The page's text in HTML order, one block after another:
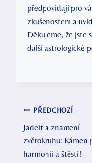
předpovídají pro
zkušenostem a
Děkujeme, že jste
další astrologické
Navigace
pro
příspěvek
PŘEDCHOZÍ
Jadeit a znamení
zvěrokruhu: Kámen
harmonii a štěstí!